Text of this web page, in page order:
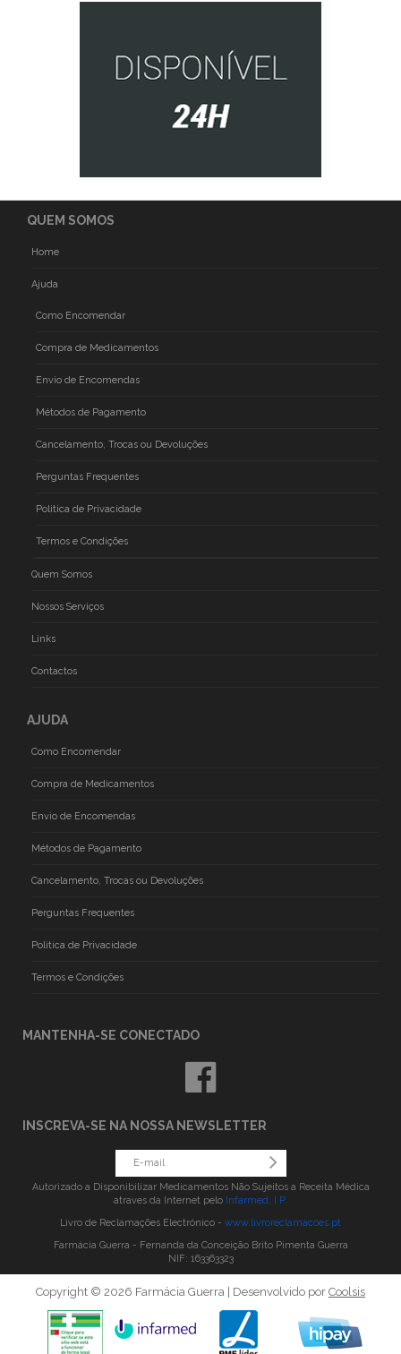
QUEM SOMOS
Home
Ajuda
Como Encomendar
Compra de Medicamentos
Envio de Encomendas
Métodos de Pagamento
Cancelamento, Trocas ou Devoluções
Perguntas Frequentes
Politica de Privacidade
Termos e Condições
Quem Somos
Nossos Serviços
Links
Contactos
AJUDA
Como Encomendar
Compra de Medicamentos
Envio de Encomendas
Métodos de Pagamento
Cancelamento, Trocas ou Devoluções
Perguntas Frequentes
Politica de Privacidade
Termos e Condições
MANTENHA-SE CONECTADO
INSCREVA-SE NA NOSSA NEWSLETTER
Autorizado a Disponibilizar Medicamentos Não Sujeitos a Receita Médica
atraves da Internet pelo Infarmed, I.P.
Livro de Reclamações Electrónico - www.livroreclamacoes.pt
Farmácia Guerra - Fernanda da Conceição Brito Pimenta Guerra
NIF: 163363323
Copyright © 2026 Farmácia Guerra | Desenvolvido por Coolsis